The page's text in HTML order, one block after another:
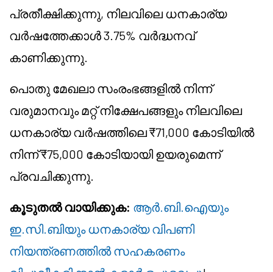
പ്രതീക്ഷിക്കുന്നു, നിലവിലെ ധനകാര്യ
വർഷത്തേക്കാൾ 3.75% വർദ്ധനവ്
കാണിക്കുന്നു.
പൊതു മേഖലാ സംരംഭങ്ങളിൽ നിന്ന്
വരുമാനവും മറ്റ് നിക്ഷേപങ്ങളും നിലവിലെ
ധനകാര്യ വർഷത്തിലെ ₹71,000 കോടിയിൽ
നിന്ന് ₹75,000 കോടിയായി ഉയരുമെന്ന്
പ്രവചിക്കുന്നു.
കൂടുതൽ വായിക്കുക: ആർ.ബി.ഐയും
ഇ.സി.ബിയും ധനകാര്യ വിപണി
നിയന്ത്രണത്തിൽ സഹകരണം